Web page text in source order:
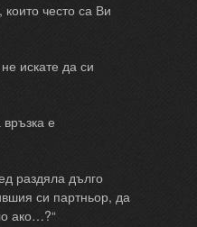
често са Ви
искате да си
е
раздяла дълго
си партньор, да
ако…?“